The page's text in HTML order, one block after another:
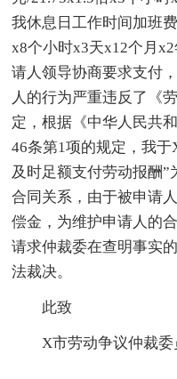
我休息日工作时间加班
x8个小时x3天x12个月
请人领导协商要求支付
人的行为严重违反了《
定，根据《中华人民共
46条第1项的规定，我
及时足额支付劳动报酬
合同关系，由于被申请
偿金，为维护申请人的
请求仲裁委在查明事实
法裁决。
此致
X市劳动争议仲裁委